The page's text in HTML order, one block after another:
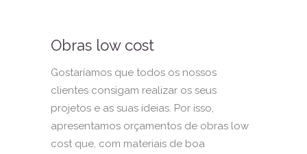
Obras low cost
Gostaríamos que todos os nossos
clientes consigam realizar os seus
projetos e as suas ideias. Por isso,
apresentamos orçamentos de obras low
cost que, com materiais de boa